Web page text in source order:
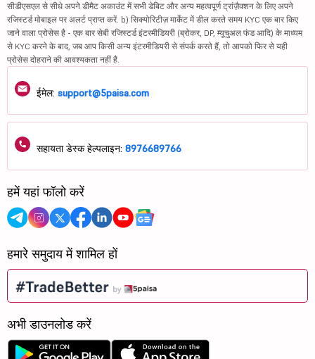
सीडीएसएल से सीधे अपने डीमैट अकाउंट में सभी डेबिट और अन्य महत्वपूर्ण ट्रांज़ैक्शन के लिए अपने
रजिस्टर्ड मोबाइल पर अलर्ट प्राप्त करें. b) सिक्योरिटीज़ मार्केट में डील करते समय KYC एक बार किए
जाने वाला प्रोसेस है - एक बार सेबी रजिस्टर्ड इंटरमीडियरी (ब्रोकर, DP, म्यूचुअल फंड आदि) के माध्यम
से KYC करने के बाद, जब आप किसी अन्य इंटरमीडियरी से संपर्क करते हैं, तो आपको फिर से यही
प्रोसेस दोहराने की आवश्यकता नहीं है.
ईमेल: support@5paisa.com
सहायता डेस्क हेल्पलाइन: 8976689766
हमें यहां फॉलो करें
हमारे समुदाय में शामिल हों
अभी डाउनलोड करें